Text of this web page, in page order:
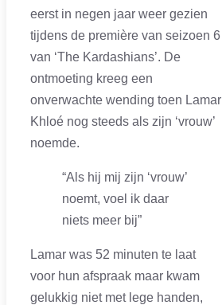
eerst in negen jaar weer gezien
tijdens de première van seizoen 6
van ‘The Kardashians’. De
ontmoeting kreeg een
onverwachte wending toen Lamar
Khloé nog steeds als zijn ‘vrouw’
noemde.
“Als hij mij zijn ‘vrouw’
noemt, voel ik daar
niets meer bij”
Lamar was 52 minuten te laat
voor hun afspraak maar kwam
gelukkig niet met lege handen,